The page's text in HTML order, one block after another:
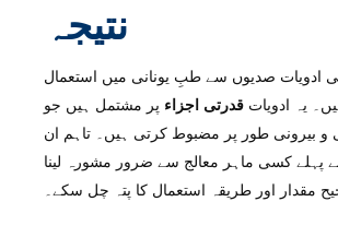
نتیجہ
ادویات صدیوں سے طبِ یونانی میں استعمال
یہ ادویات قدرتی اجزاء پر مشتمل ہیں جو
و بیرونی طور پر مضبوط کرتی ہیں۔ تاہم ان
پہلے کسی ماہر معالج سے ضرور مشورہ لینا
مقدار اور طریقہ استعمال کا پتہ چل سکے۔